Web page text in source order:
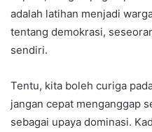
adalah latihan menjadi
tentang demokrasi,
sendiri.
Tentu, kita boleh curiga
jangan cepat menganggap
sebagai upaya dominasi.